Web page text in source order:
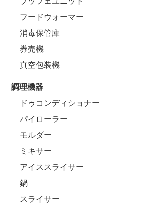
フードウォーマー
消毒保管庫
券売機
真空包装機
調理機器
ドゥコンディショナー
パイローラー
モルダー
ミキサー
アイススライサー
鍋
スライサー